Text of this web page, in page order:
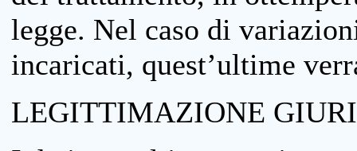
legge. Nel caso di
incaricati, quest’ultime
LEGITTIMAZIONE